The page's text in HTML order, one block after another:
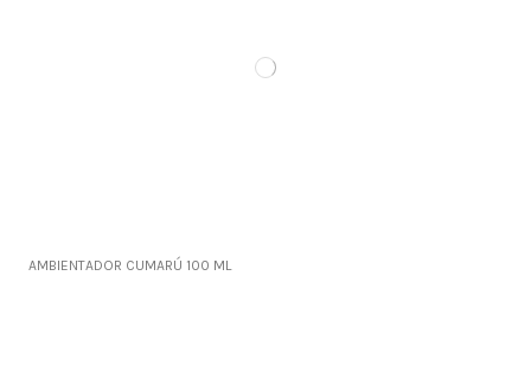
AMBIENTADOR CUMARÚ 100 ML